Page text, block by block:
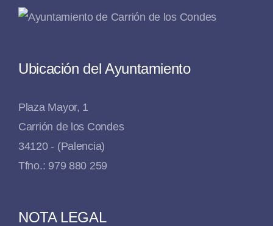
Ubicación del Ayuntamiento
Plaza Mayor, 1
Carrión de los Condes
34120 - (Palencia)
Tfno.: 979 880 259
NOTA LEGAL